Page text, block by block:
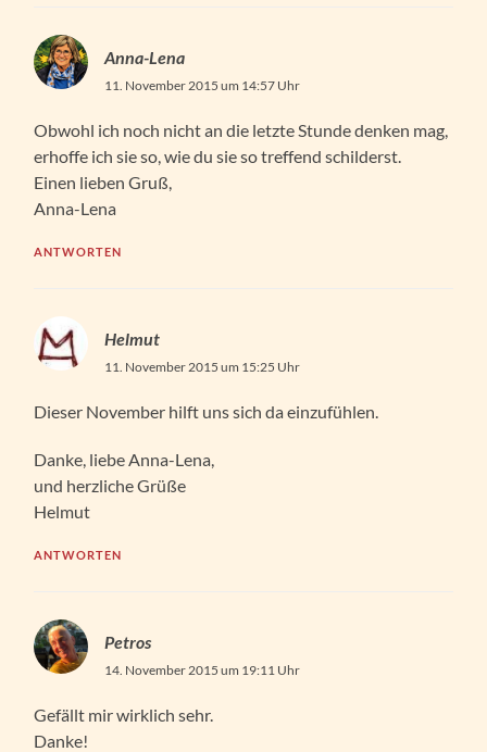
Anna-Lena
11. November 2015 um 14:57 Uhr
Obwohl ich noch nicht an die letzte Stunde denken mag,
erhoffe ich sie so, wie du sie so treffend schilderst.
Einen lieben Gruß,
Anna-Lena
ANTWORTEN
Helmut
11. November 2015 um 15:25 Uhr
Dieser November hilft uns sich da einzufühlen.
Danke, liebe Anna-Lena,
und herzliche Grüße
Helmut
ANTWORTEN
Petros
14. November 2015 um 19:11 Uhr
Gefällt mir wirklich sehr.
Danke!